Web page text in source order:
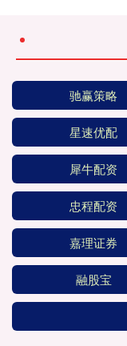
驰赢策略
星速优配
犀牛配资
忠程配资
嘉理证券
融股宝